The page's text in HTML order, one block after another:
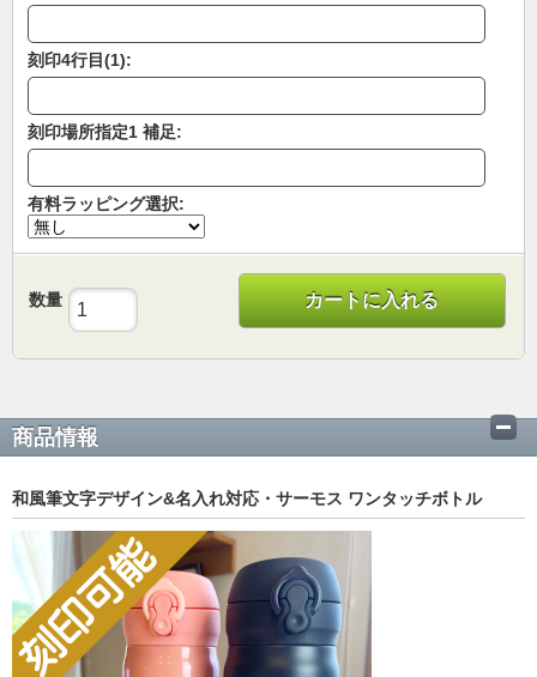
刻印4行目(1):
刻印場所指定1 補足:
有料ラッピング選択:
数量 カートに入れる
商品情報
和風筆文字デザイン&名入れ対応・サーモス ワンタッチボトル